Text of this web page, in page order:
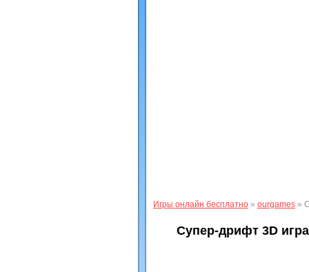
Игры онлайн бесплатно » ourgames »
Супер-дрифт 3D